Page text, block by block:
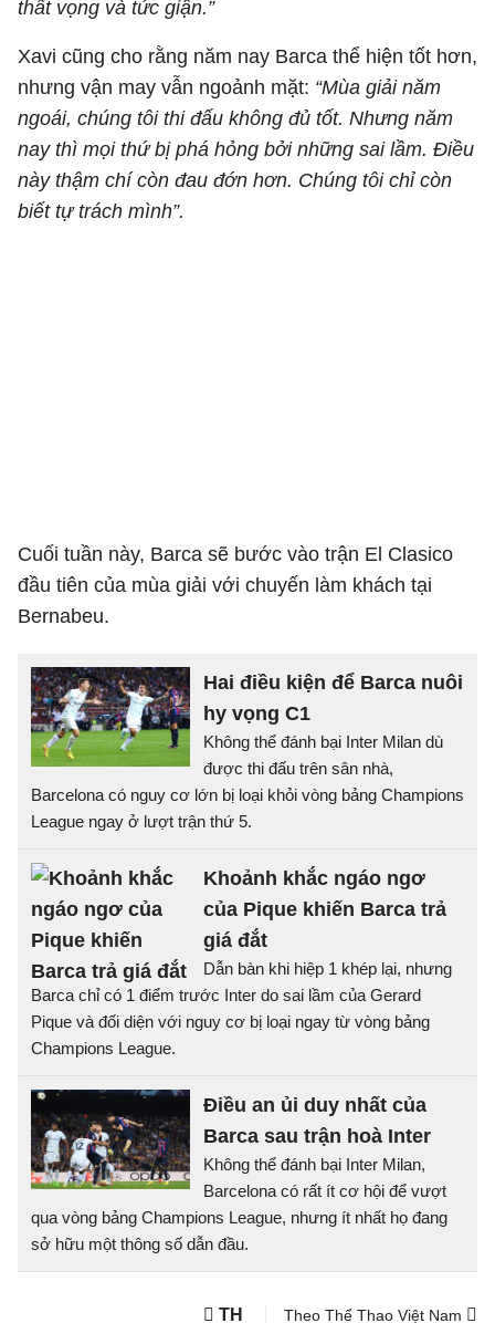
thất vọng và tức giận.”
Xavi cũng cho rằng năm nay Barca thể hiện tốt hơn,
nhưng vận may vẫn ngoảnh mặt: “Mùa giải năm
ngoái, chúng tôi thi đấu không đủ tốt. Nhưng năm
nay thì mọi thứ bị phá hỏng bởi những sai lầm. Điều
này thậm chí còn đau đớn hơn. Chúng tôi chỉ còn
biết tự trách mình”.
Cuối tuần này, Barca sẽ bước vào trận El Clasico
đầu tiên của mùa giải với chuyến làm khách tại
Bernabeu.
Hai điều kiện để Barca nuôi
hy vọng C1
Không thể đánh bại Inter Milan dù
được thi đấu trên sân nhà,
Barcelona có nguy cơ lớn bị loại khỏi vòng bảng Champions
League ngay ở lượt trận thứ 5.
Khoảnh khắc ngáo ngơ
của Pique khiến Barca trả
giá đắt
Dẫn bàn khi hiệp 1 khép lại, nhưng
Barca chỉ có 1 điểm trước Inter do sai lầm của Gerard
Pique và đối diện với nguy cơ bị loại ngay từ vòng bảng
Champions League.
Điều an ủi duy nhất của
Barca sau trận hoà Inter
Không thể đánh bại Inter Milan,
Barcelona có rất ít cơ hội để vượt
qua vòng bảng Champions League, nhưng ít nhất họ đang
sở hữu một thông số dẫn đầu.
TH Theo Thể Thao Việt Nam